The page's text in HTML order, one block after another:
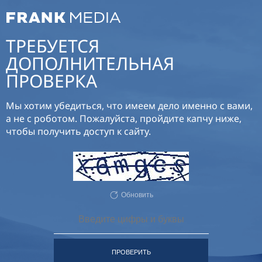
ТРЕБУЕТСЯ
ДОПОЛНИТЕЛЬНАЯ
ПРОВЕРКА
Мы хотим убедиться, что имеем дело именно с вами,
а не с роботом. Пожалуйста, пройдите капчу ниже,
чтобы получить доступ к сайту.
Обновить
ПРОВЕРИТЬ